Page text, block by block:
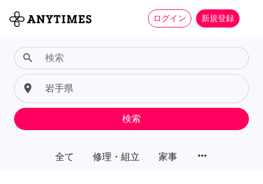
ログイン 新規登録
全て 修理・組立 家事 more_horiz
search
place
検索